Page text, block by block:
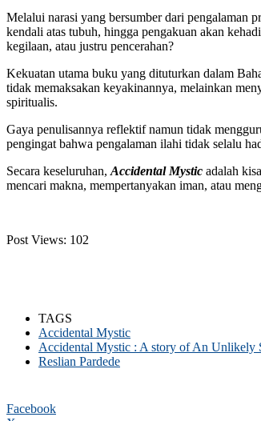
Melalui narasi yang bersumber dari pengalaman
kendali atas tubuh, hingga pengakuan akan
kegilaan, atau justru pencerahan?
Kekuatan utama buku yang dituturkan dalam
tidak memaksakan keyakinannya, melainkan
spiritualis.
Gaya penulisannya reflektif namun tidak
pengingat bahwa pengalaman ilahi tidak selalu
Secara keseluruhan, Accidental Mystic adalah
mencari makna, mempertanyakan iman, atau
Post Views: 102
TAGS
Accidental Mystic
Accidental Mystic : A story of An Unlikely
Reslian Pardede
Facebook